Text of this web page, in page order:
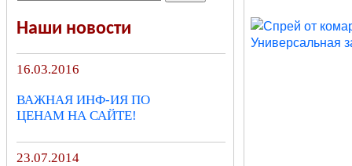
Наши новости
16.03.2016
ВАЖНАЯ ИНФ-ИЯ ПО
ЦЕНАМ НА САЙТЕ!
23.07.2014